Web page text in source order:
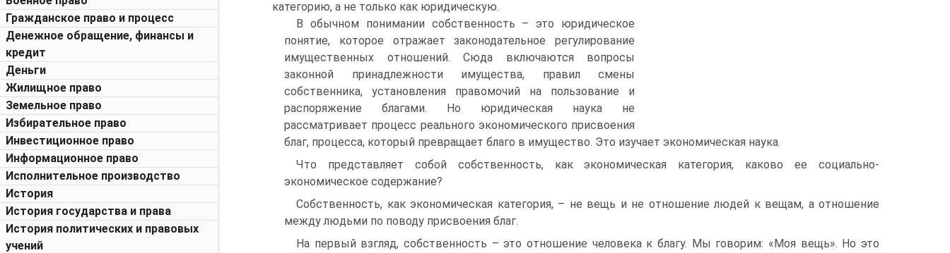
Гражданское право и процесс
Денежное обращение, финансы и
кредит
Деньги
Жилищное право
Земельное право
Избирательное право
Инвестиционное право
Информационное право
Исполнительное производство
История
История государства и права
История политических и правовых
учений
категорию, а не только как юридическую.
В обычном понимании собственность – это юридическое
понятие, которое отражает законодательное регулирование
имущественных отношений. Сюда включаются вопросы
законной принадлежности имущества, правил смены
собственника, установления правомочий на пользование и
распоряжение благами. Но юридическая наука не
рассматривает процесс реального экономического присвоения
благ, процесса, который превращает благо в имущество. Это изучает экономическая наука.
Что представляет собой собственность, как экономическая категория, каково ее социально-
экономическое содержание?
Собственность, как экономическая категория, – не вещь и не отношение людей к вещам, а отношение
между людьми по поводу присвоения благ.
На первый взгляд, собственность – это отношение человека к благу. Мы говорим: «Моя вещь». Но это